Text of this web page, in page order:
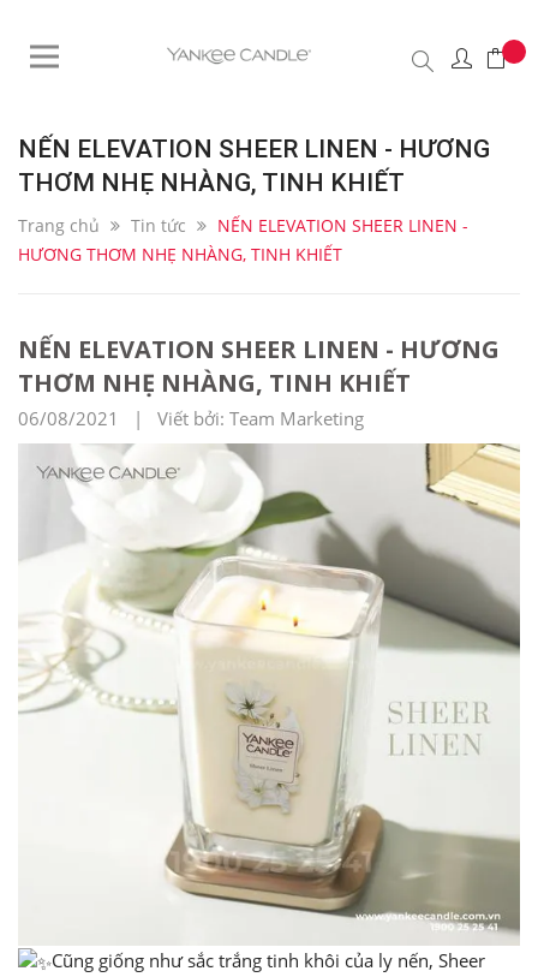
NẾN ELEVATION SHEER LINEN - HƯƠNG
THƠM NHẸ NHÀNG, TINH KHIẾT
Trang chủ Tin tức
NẾN ELEVATION SHEER LINEN -
HƯƠNG THƠM NHẸ NHÀNG, TINH KHIẾT
NẾN ELEVATION SHEER LINEN - HƯƠNG
THƠM NHẸ NHÀNG, TINH KHIẾT
06/08/2021 | Viết bởi: Team Marketing
Cũng giống như sắc trắng tinh khôi của ly nến, Sheer